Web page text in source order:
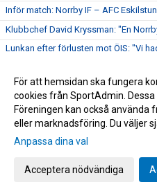
Inför match: Norrby IF – AFC
Klubbchef David Kryssman: "En
Lunkan efter förlusten mot ÖIS: "Vi
TV: Översjös tankar inför tisdagens
Inför match: Örgryte IS – Norrby IF
Nära Norrby S02E06: "Deadline Day"
Datum och tider för omgång 25-30
Sen kvittering av Wede gav en
TV: Mak Linds tankar inför
För att hemsidan ska fungera
cookies från SportAdmin.
Föreningen kan också använda
eller marknadsföring. Du väljer
Anpassa dina val
Acceptera nödvändiga